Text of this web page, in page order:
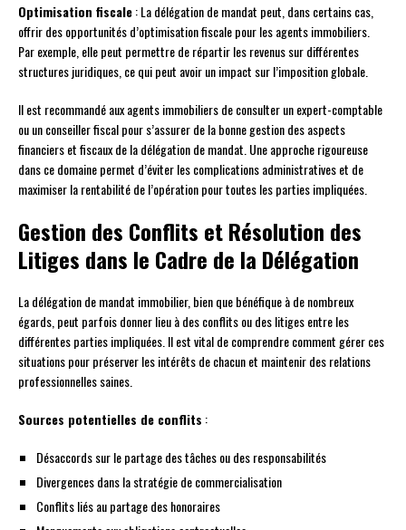
Optimisation fiscale: La délégation de mandat peut, dans certains cas,
offrir des opportunités d’optimisation fiscale pour les agents immobiliers.
Par exemple, elle peut permettre de répartir les revenus sur différentes
structures juridiques, ce qui peut avoir un impact sur l’imposition globale.
Il est recommandé aux agents immobiliers de consulter un expert-comptable
ou un conseiller fiscal pour s’assurer de la bonne gestion des aspects
financiers et fiscaux de la délégation de mandat. Une approche rigoureuse
dans ce domaine permet d’éviter les complications administratives et de
maximiser la rentabilité de l’opération pour toutes les parties impliquées.
Gestion des Conflits et Résolution des
Litiges dans le Cadre de la Délégation
La délégation de mandat immobilier, bien que bénéfique à de nombreux
égards, peut parfois donner lieu à des conflits ou des litiges entre les
différentes parties impliquées. Il est vital de comprendre comment gérer ces
situations pour préserver les intérêts de chacun et maintenir des relations
professionnelles saines.
Sources potentielles de conflits :
Désaccords sur le partage des tâches ou des responsabilités
Divergences dans la stratégie de commercialisation
Conflits liés au partage des honoraires